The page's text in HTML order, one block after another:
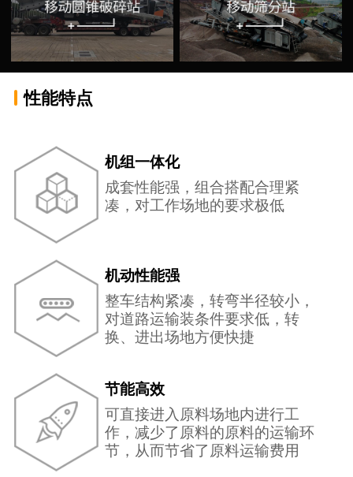
性能特点
机组一体化
成套性能强，组合搭配合理紧
凑，对工作场地的要求极低
机动性能强
整车结构紧凑，转弯半径较小，
对道路运输装条件要求低，转
换、进出场地方便快捷
节能高效
可直接进入原料场地内进行工
作，减少了原料的原料的运输环
节，从而节省了原料运输费用